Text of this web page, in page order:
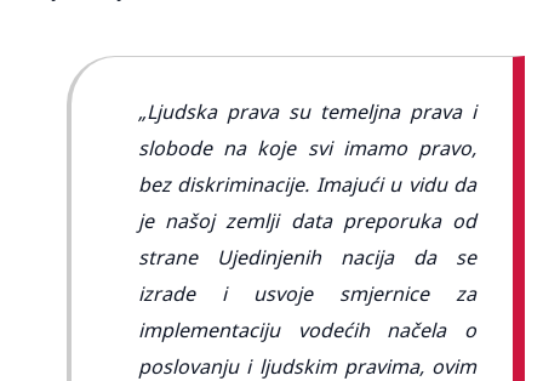
„Ljudska prava su temeljna prava i
slobode na koje svi imamo pravo,
bez diskriminacije. Imajući u vidu da
je našoj zemlji data preporuka od
strane Ujedinjenih nacija da se
izrade i usvoje smjernice za
implementaciju vodećih načela o
poslovanju i ljudskim pravima, ovim